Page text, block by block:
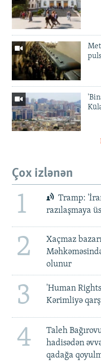
Çox izlənən
1
Tramp:
razılaşmaya
2
Xaçmaz
olunur
3
'Human
Kərimliyə
4
Taleh
hadisədən
qadağa